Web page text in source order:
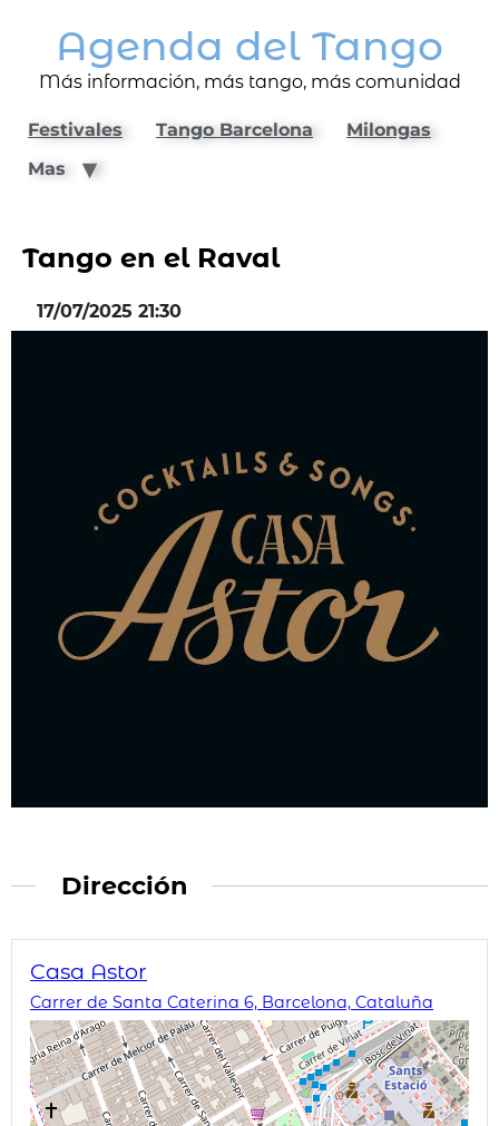
Agenda del Tango
Más información, más tango, más comunidad
Festivales Tango Barcelona
Milongas
Mas
Tango en el Raval
17/07/2025 21:30
Dirección
Casa Astor
Carrer de Santa Caterina 6, Barcelona, Cataluña